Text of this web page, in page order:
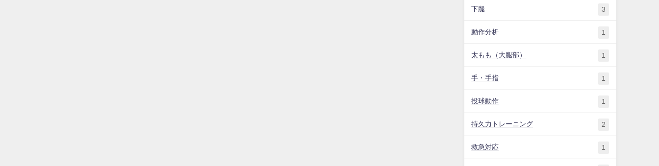
下腿 3
動作分析 1
太もも（大腿部） 1
手・手指 1
投球動作 1
持久力トレーニング 2
救急対応 1